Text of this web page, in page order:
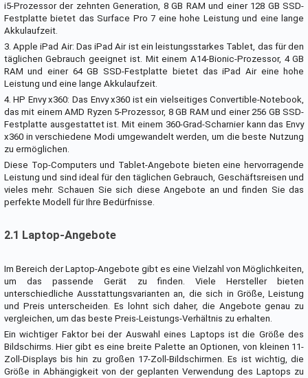
i5-Prozessor der zehnten Generation, 8 GB RAM und einer 128 GB SSD-
Festplatte bietet das Surface Pro 7 eine hohe Leistung und eine lange
Akkulaufzeit.
3. Apple iPad Air: Das iPad Air ist ein leistungsstarkes Tablet, das für den
täglichen Gebrauch geeignet ist. Mit einem A14-Bionic-Prozessor, 4 GB
RAM und einer 64 GB SSD-Festplatte bietet das iPad Air eine hohe
Leistung und eine lange Akkulaufzeit.
4. HP Envy x360: Das Envy x360 ist ein vielseitiges Convertible-Notebook,
das mit einem AMD Ryzen 5-Prozessor, 8 GB RAM und einer 256 GB SSD-
Festplatte ausgestattet ist. Mit einem 360-Grad-Scharnier kann das Envy
x360 in verschiedene Modi umgewandelt werden, um die beste Nutzung
zu ermöglichen.
Diese Top-Computers und Tablet-Angebote bieten eine hervorragende
Leistung und sind ideal für den täglichen Gebrauch, Geschäftsreisen und
vieles mehr. Schauen Sie sich diese Angebote an und finden Sie das
perfekte Modell für Ihre Bedürfnisse.
2.1 Laptop-Angebote
Im Bereich der Laptop-Angebote gibt es eine Vielzahl von Möglichkeiten,
um das passende Gerät zu finden. Viele Hersteller bieten
unterschiedliche Ausstattungsvarianten an, die sich in Größe, Leistung
und Preis unterscheiden. Es lohnt sich daher, die Angebote genau zu
vergleichen, um das beste Preis-Leistungs-Verhältnis zu erhalten.
Ein wichtiger Faktor bei der Auswahl eines Laptops ist die Größe des
Bildschirms. Hier gibt es eine breite Palette an Optionen, von kleinen 11-
Zoll-Displays bis hin zu großen 17-Zoll-Bildschirmen. Es ist wichtig, die
Größe in Abhängigkeit von der geplanten Verwendung des Laptops zu